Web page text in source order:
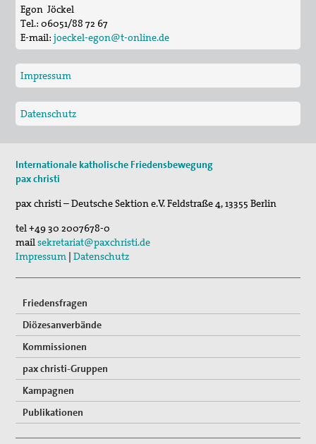
01. Aug 2026
Ökumenische Aktion Wanderfriedenskerze
Egon Jöckel
Tel.:06051/88 72 67
E-mail:joeckel-egon@t-online.de
Impressum
Datenschutz
Internationale katholische Friedensbewegung
pax christi
pax christi – Deutsche Sektion e.V.Feldstraße 4,13355 Berlin
tel+49 30 2007678-0
mailsekretariat@paxchristi.de
Impressum |Datenschutz
Friedensfragen
Diözesanverbände
Kommissionen
pax christi-Gruppen
Kampagnen
Publikationen